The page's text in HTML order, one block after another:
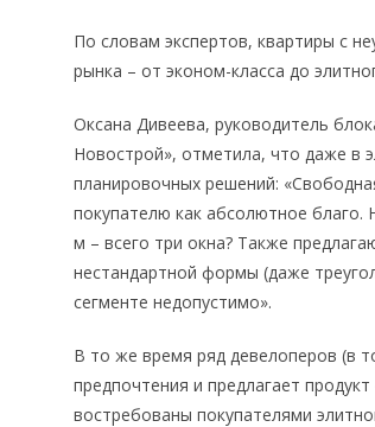
По словам экспертов, квартиры с
рынка – от эконом-класса до
Оксана Дивеева, руководитель
Новострой», отметила, что даже в
планировочных решений:
покупателю как абсолютное благо.
м – всего три окна? Также
нестандартной формы (даже
сегменте недопустимо».
В то же время ряд девелоперов (в
предпочтения и предлагает
востребованы покупателями